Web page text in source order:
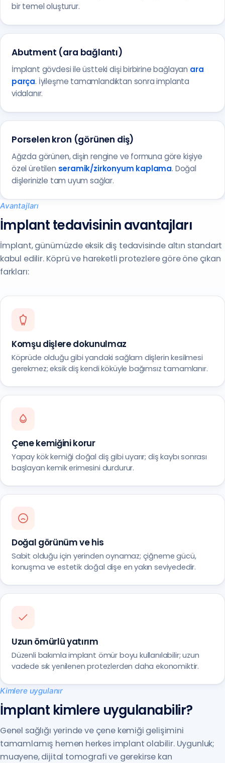
bir temel oluşturur.
Abutment (ara bağlantı)
İmplant gövdesi ile üstteki dişi birbirine bağlayan ara
parça. İyileşme tamamlandıktan sonra implanta
vidalanır.
Porselen kron (görünen diş)
Ağızda görünen, dişin rengine ve formuna göre kişiye
özel üretilen seramik/zirkonyum kaplama. Doğal
dişlerinizle tam uyum sağlar.
Avantajları
İmplant tedavisinin avantajları
İmplant, günümüzde eksik diş tedavisinde altın standart
kabul edilir. Köprü ve hareketli protezlere göre öne çıkan
farkları:
Komşu dişlere dokunulmaz
Köprüde olduğu gibi yandaki sağlam dişlerin kesilmesi
gerekmez; eksik diş kendi köküyle bağımsız tamamlanır.
Çene kemiğini korur
Yapay kök kemiği doğal diş gibi uyarır; diş kaybı sonrası
başlayan kemik erimesini durdurur.
Doğal görünüm ve his
Sabit olduğu için yerinden oynamaz; çiğneme gücü,
konuşma ve estetik doğal dişe en yakın seviyededir.
Uzun ömürlü yatırım
Düzenli bakımla implant ömür boyu kullanılabilir; uzun
vadede sık yenilenen protezlerden daha ekonomiktir.
Kimlere uygulanır
İmplant kimlere uygulanabilir?
Genel sağlığı yerinde ve çene kemiği gelişimini
tamamlamış hemen herkes implant olabilir. Uygunluk;
muayene, dijital tomografi ve gerekirse kan